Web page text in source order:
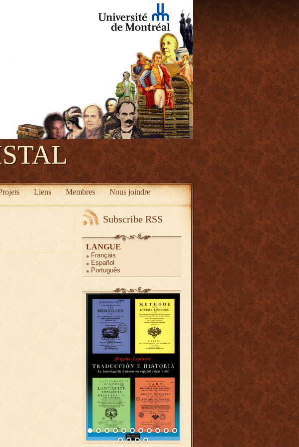
Liens Membres Nous joindre
Subscribe RSS
LANGUE
Français
Español
Português